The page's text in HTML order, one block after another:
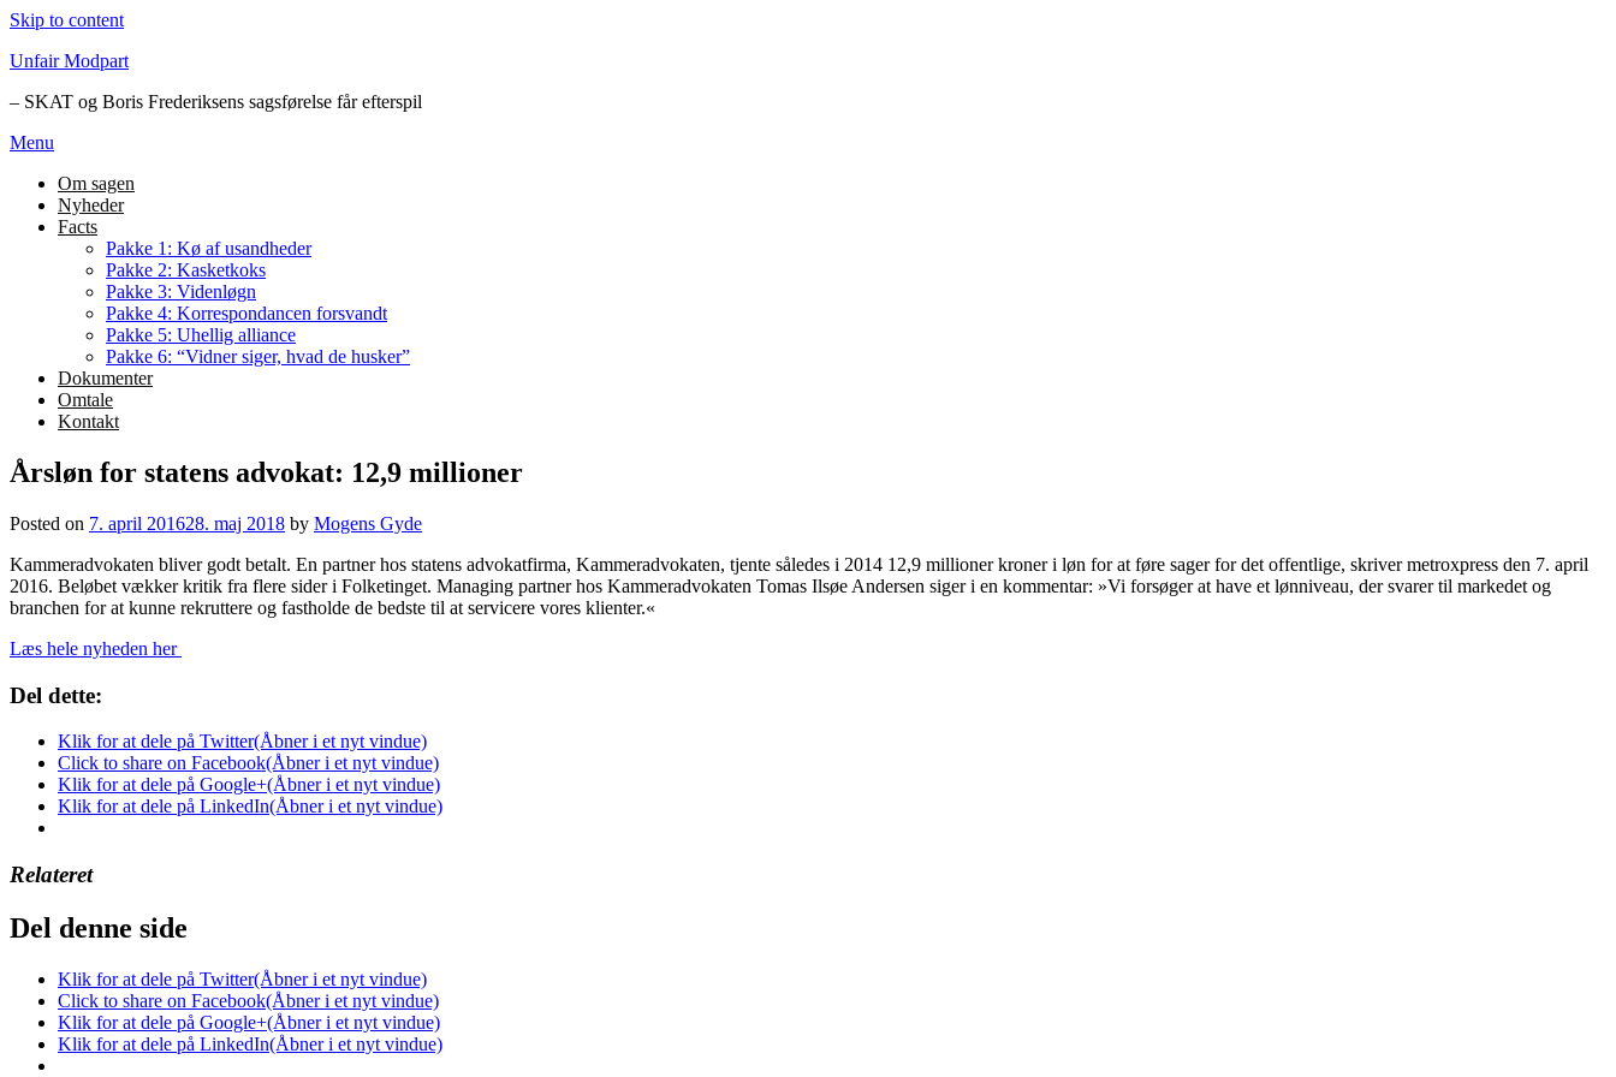
Skip to content
Unfair Modpart
– SKAT og Boris Frederiksens sagsførelse får efterspil
Menu
Om sagen
Nyheder
Facts
Pakke 1: Kø af usandheder
Pakke 2: Kasketkoks
Pakke 3: Videnløgn
Pakke 4: Korrespondancen forsvandt
Pakke 5: Uhellig alliance
Pakke 6: “Vidner siger, hvad de husker”
Dokumenter
Omtale
Kontakt
Årsløn for statens advokat: 12,9 millioner
Posted on 7. april 201628. maj 2018 by Mogens Gyde
Kammeradvokaten bliver godt betalt. En partner hos statens advokatfirma, Kammeradvokaten, tjente således i 2014 12,9 millioner kroner i løn for at føre sager for det offentlige, skriver metroxpress den 7. april
2016. Beløbet vækker kritik fra flere sider i Folketinget. Managing partner hos Kammeradvokaten Tomas Ilsøe Andersen siger i en kommentar: »Vi forsøger at have et lønniveau, der svarer til markedet og
branchen for at kunne rekruttere og fastholde de bedste til at servicere vores klienter.«
Læs hele nyheden her
Del dette:
Klik for at dele på Twitter(Åbner i et nyt vindue)
Click to share on Facebook(Åbner i et nyt vindue)
Klik for at dele på Google+(Åbner i et nyt vindue)
Klik for at dele på LinkedIn(Åbner i et nyt vindue)
Relateret
Del denne side
Klik for at dele på Twitter(Åbner i et nyt vindue)
Click to share on Facebook(Åbner i et nyt vindue)
Klik for at dele på Google+(Åbner i et nyt vindue)
Klik for at dele på LinkedIn(Åbner i et nyt vindue)